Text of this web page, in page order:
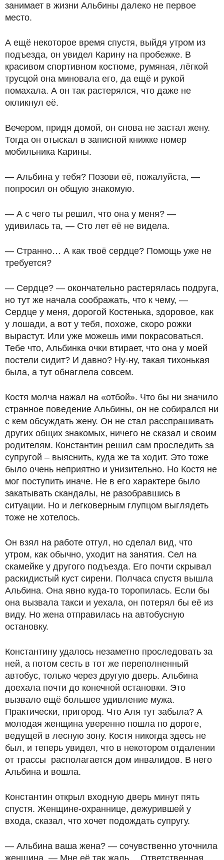
занимает в жизни Альбины далеко не первое
место.
А ещё некоторое время спустя, выйдя утром из
подъезда, он увидел Карину на пробежке. В
красивом спортивном костюме, румяная, лёгкой
трусцой она миновала его, да ещё и рукой
помахала. А он так растерялся, что даже не
окликнул её.
Вечером, придя домой, он снова не застал жену.
Тогда он отыскал в записной книжке номер
мобильника Карины.
— Альбина у тебя? Позови её, пожалуйста, —
попросил он общую знакомую.
— А с чего ты решил, что она у меня? —
удивилась та, — Сто лет её не видела.
— Странно… А как твоё сердце? Помощь уже не
требуется?
— Сердце? — окончательно растерялась подруга,
но тут же начала соображать, что к чему, —
Сердце у меня, дорогой Костенька, здоровое, как
у лошади, а вот у тебя, похоже, скоро рожки
вырастут. Или уже можешь ими покрасоваться.
Тебе что, Альбинка очки втирает, что она у моей
постели сидит? И давно? Ну-ну, такая тихонькая
была, а тут обнаглела совсем.
Костя молча нажал на «отбой». Что бы ни значило
странное поведение Альбины, он не собирался ни
с кем обсуждать жену. Он не стал расспрашивать
других общих знакомых, ничего не сказал и своим
родителям. Константин решил сам проследить за
супругой – выяснить, куда же та ходит. Это тоже
было очень неприятно и унизительно. Но Костя не
мог поступить иначе. Не в его характере было
закатывать скандалы, не разобравшись в
ситуации. Но и легковерным глупцом выглядеть
тоже не хотелось.
Он взял на работе отгул, но сделал вид, что
утром, как обычно, уходит на занятия. Сел на
скамейке у другого подъезда. Его почти скрывал
раскидистый куст сирени. Полчаса спустя вышла
Альбина. Она явно куда-то торопилась. Если бы
она вызвала такси и уехала, он потерял бы её из
виду. Но жена отправилась на автобусную
остановку.
Константину удалось незаметно проследовать за
ней, а потом сесть в тот же переполненный
автобус, только через другую дверь. Альбина
доехала почти до конечной остановки. Это
вызвало ещё большее удивление мужа.
Практически, пригород. Что Аля тут забыла? А
молодая женщина уверенно пошла по дороге,
ведущей в лесную зону. Костя никогда здесь не
был, и теперь увидел, что в некотором отдалении
от трассы располагается дом инвалидов. В него
Альбина и вошла.
Константин открыл входную дверь минут пять
спустя. Женщине-охраннице, дежурившей у
входа, сказал, что хочет подождать супругу.
— Альбина ваша жена? — сочувственно уточнила
женщина, — Мне её так жаль… Ответственная,